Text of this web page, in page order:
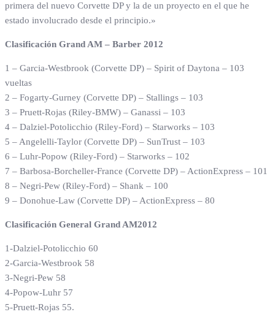
primera del nuevo Corvette DP y la de un proyecto en el que he
estado involucrado desde el principio.»
Clasificación Grand AM – Barber 2012
1 – Garcia-Westbrook (Corvette DP) – Spirit of Daytona – 103
vueltas
2 – Fogarty-Gurney (Corvette DP) – Stallings – 103
3 – Pruett-Rojas (Riley-BMW) – Ganassi – 103
4 – Dalziel-Potolicchio (Riley-Ford) – Starworks – 103
5 – Angelelli-Taylor (Corvette DP) – SunTrust – 103
6 – Luhr-Popow (Riley-Ford) – Starworks – 102
7 – Barbosa-Borcheller-France (Corvette DP) – ActionExpress – 101
8 – Negri-Pew (Riley-Ford) – Shank – 100
9 – Donohue-Law (Corvette DP) – ActionExpress – 80
Clasificación General Grand AM2012
1-Dalziel-Potolicchio 60
2-Garcia-Westbrook 58
3-Negri-Pew 58
4-Popow-Luhr 57
5-Pruett-Rojas 55.